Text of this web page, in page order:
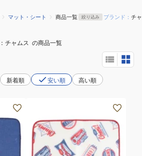
マット・シート 商品一覧 絞り込み ブランド： チ
チャムス の商品一覧
新着順 安い順 高い順
ム
ス
ホ